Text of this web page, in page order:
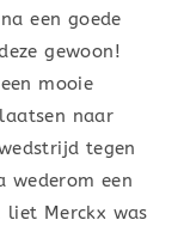
een goede
gewoon!
mooie
naar
tegen
wederom een
liet Merckx was